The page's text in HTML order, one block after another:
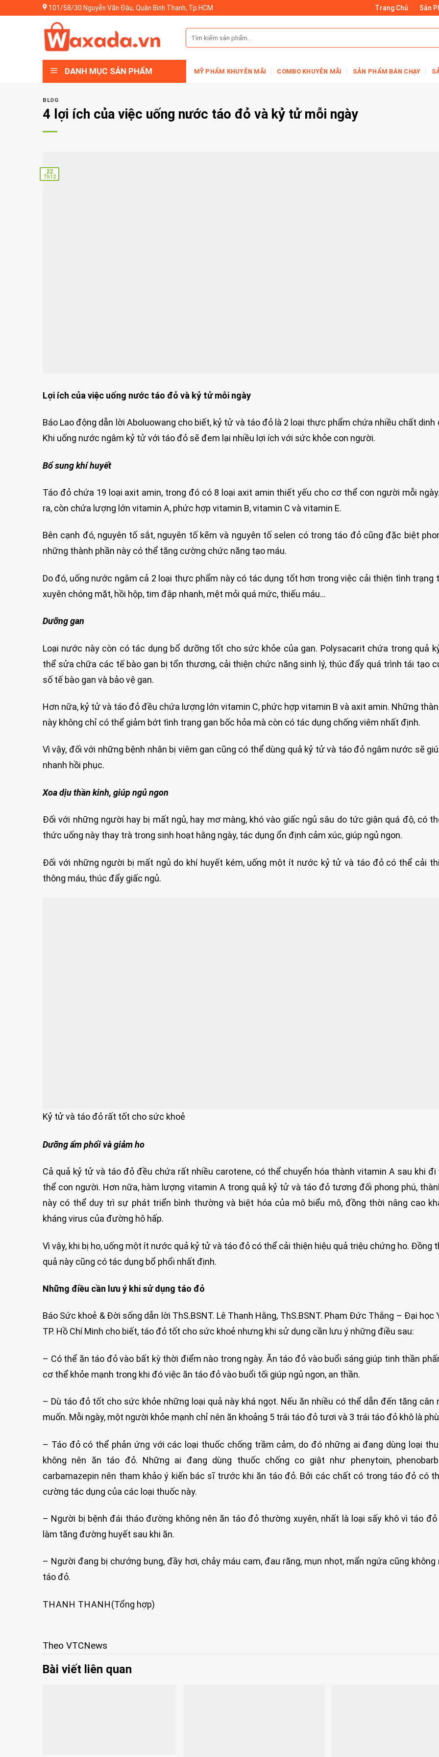
to
101/58/30 Nguyễn Văn Đậu, Quận Bình Thạnh, Tp.HCM Trang Chủ Sản
Tìm
kiếm:
DANH MỤC SẢN PHẨM MỸ PHẨM KHUYỄN MÃI COMBO KHUYỄN MÃI SẢN PHẨM BÁN CHẠY
BLOG
4 lợi ích của việc uống nước táo đỏ và kỷ tử mỗi ngày
22
Th12
Lợi ích của việc uống nước táo đỏ và kỷ tử mỗi ngày
Báo Lao động dẫn lời Aboluowang cho biết, kỷ tử và táo đỏ là 2 loại thực phẩm chứa nhiều chất dinh
Khi uống nước ngâm kỷ tử với táo đỏ sẽ đem lại nhiều lợi ích với sức khỏe con người.
Bổ sung khí huyết
Táo đỏ chứa 19 loại axit amin, trong đó có 8 loại axit amin thiết yếu cho cơ thể con người mỗi
ra, còn chứa lượng lớn vitamin A, phức hợp vitamin B, vitamin C và vitamin E.
Bên cạnh đó, nguyên tố sắt, nguyên tố kẽm và nguyên tố selen có trong táo đỏ cũng đặc biệt
những thành phần này có thể tăng cường chức năng tạo máu.
Do đó, uống nước ngâm cả 2 loại thực phẩm này có tác dụng tốt hơn trong việc cải thiện tình trạng
xuyên chóng mặt, hồi hộp, tim đập nhanh, mệt mỏi quá mức, thiếu máu…
Dưỡng gan
Loại nước này còn có tác dụng bổ dưỡng tốt cho sức khỏe của gan. Polysacarit chứa trong quả
thể sửa chữa các tế bào gan bị tổn thương, cải thiện chức năng sinh lý, thúc đẩy quá trình tái tạo
số tế bào gan và bảo vệ gan.
Hơn nữa, kỷ tử và táo đỏ đều chứa lượng lớn vitamin C, phức hợp vitamin B và axit amin. Những
này không chỉ có thể giảm bớt tình trạng gan bốc hỏa mà còn có tác dụng chống viêm nhất định.
Vì vậy, đối với những bệnh nhân bị viêm gan cũng có thể dùng quả kỷ tử và táo đỏ ngâm nước sẽ
nhanh hồi phục.
Xoa dịu thần kinh, giúp ngủ ngon
Đối với những người hay bị mất ngủ, hay mơ màng, khó vào giấc ngủ sâu do tức giận quá độ, có
thức uống này thay trà trong sinh hoạt hằng ngày, tác dụng ổn định cảm xúc, giúp ngủ ngon.
Đối với những người bị mất ngủ do khí huyết kém, uống một ít nước kỷ tử và táo đỏ có thể cải
thông máu, thúc đẩy giấc ngủ.
Kỷ tử và táo đỏ rất tốt cho sức khoẻ
Dưỡng ẩm phổi và giảm ho
Cả quả kỷ tử và táo đỏ đều chứa rất nhiều carotene, có thể chuyển hóa thành vitamin A sau khi đi
thể con người. Hơn nữa, hàm lượng vitamin A trong quả kỷ tử và táo đỏ tương đối phong phú,
này có thể duy trì sự phát triển bình thường và biệt hóa của mô biểu mô, đồng thời nâng cao
kháng virus của đường hô hấp.
Vì vậy, khi bị ho, uống một ít nước quả kỷ tử và táo đỏ có thể cải thiện hiệu quả triệu chứng ho. Đồng
quả này cũng có tác dụng bổ phổi nhất định.
Những điều cần lưu ý khi sử dụng táo đỏ
Báo Sức khoẻ & Đời sống dẫn lời ThS.BSNT. Lê Thanh Hằng, ThS.BSNT. Phạm Đức Thắng – Đại học
TP. Hồ Chí Minh cho biết, táo đỏ tốt cho sức khoẻ nhưng khi sử dụng cần lưu ý những điều sau:
– Có thể ăn táo đỏ vào bất kỳ thời điểm nào trong ngày. Ăn táo đỏ vào buổi sáng giúp tinh thần
cơ thể khỏe mạnh trong khi đó việc ăn táo đỏ vào buổi tối giúp ngủ ngon, an thần.
– Dù táo đỏ tốt cho sức khỏe những loại quả này khá ngọt. Nếu ăn nhiều có thể dẫn đến tăng cân
muốn. Mỗi ngày, một người khỏe mạnh chỉ nên ăn khoảng 5 trái táo đỏ tươi và 3 trái táo đỏ khô là
– Táo đỏ có thể phản ứng với các loại thuốc chống trầm cảm, do đó những ai đang dùng loại
không nên ăn táo đỏ. Những ai đang dùng thuốc chống co giật như phenytoin,
carbamazepin nên tham khảo ý kiến bác sĩ trước khi ăn táo đỏ. Bởi các chất có trong táo đỏ có
cường tác dụng của các loại thuốc này.
– Người bị bệnh đái tháo đường không nên ăn táo đỏ thường xuyên, nhất là loại sấy khô vì táo
làm tăng đường huyết sau khi ăn.
– Người đang bị chướng bụng, đầy hơi, chảy máu cam, đau răng, mụn nhọt, mẩn ngứa cũng không
táo đỏ.
THANH THANH(Tổng hợp)
Theo VTCNews
Bài viết liên quan